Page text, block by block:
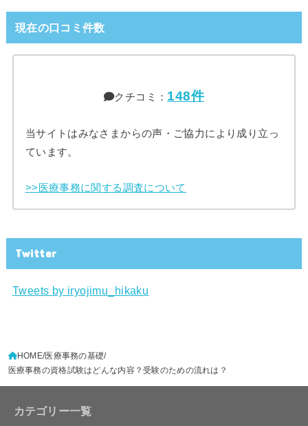
現在の口コミ件数
クチコミ： 148件
当サイトはみなさまからの声・ご協力により成り立っ
ています。
>>医療事務に関する調査について
Twitter
Tweets by iryojimu_hikaku
HOME 医療事務の基礎
医療事務の資格試験はどんな内容？受験のための流れは？
カテゴリー一覧